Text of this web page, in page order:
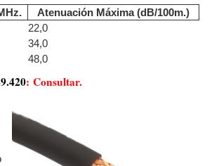
Atenuación Máxima (dB/100m.)
22,0
34,0
48,0
: Consultar.